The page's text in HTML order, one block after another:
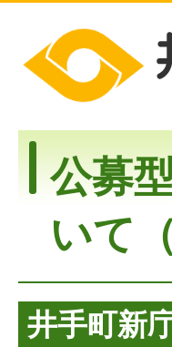
公募
いて
井手町新